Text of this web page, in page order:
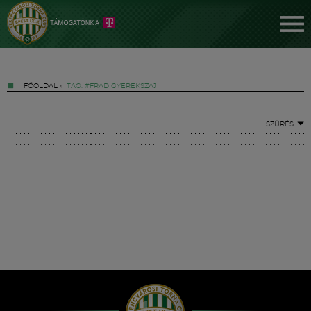
FŐOLDAL » TAG: #FRADIGYEREKSZAJ
SZŰRÉS
Hírek